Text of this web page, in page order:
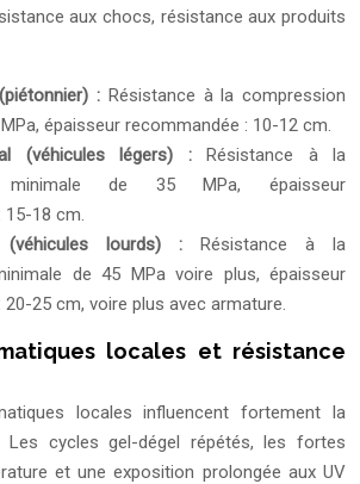
aux chocs, résistance aux produits
: Résistance à la compression
épaisseur recommandée : 10-12 cm.
(véhicules légers) :Résistance à la
minimale de 35 MPa, épaisseur
18 cm.
(véhicules lourds) : Résistance à la
de 45 MPa voire plus, épaisseur
25 cm, voire plus avec armature.
locales et résistance
locales influencent fortement la
Les cycles gel-dégel répétés, les fortes
et une exposition prolongée aux UV